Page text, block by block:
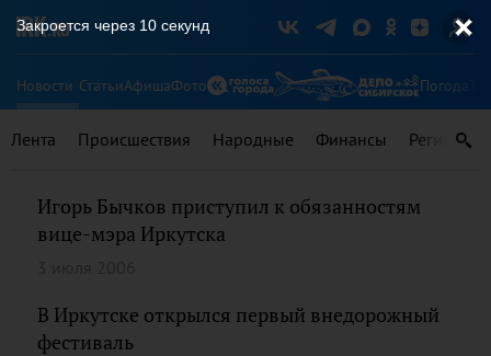
Новости СтатьиАфишаФото Погода
Лента Происшествия Народные Финансы Регионы
Игорь Бычков приступил к обязанностям
вице-мэра Иркутска
В Иркутске открылся первый внедорожный
фестиваль
Закроется через 9секунд